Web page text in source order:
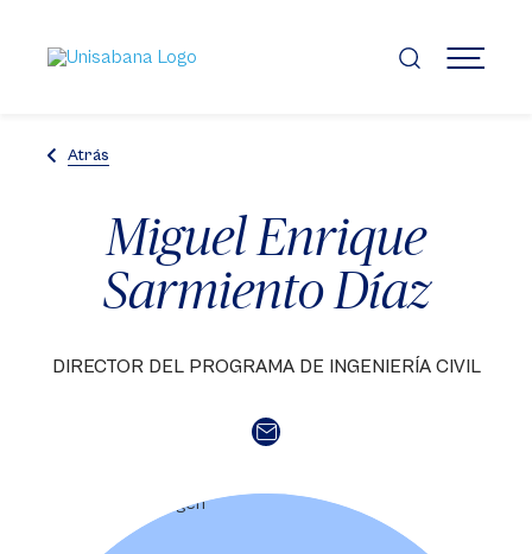
contenido
principal
MENÚ
Atrás
Miguel Enrique
Sarmiento Díaz
DIRECTOR DEL PROGRAMA DE INGENIERÍA CIVIL